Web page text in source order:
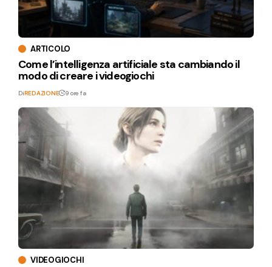
ARTICOLO
Come l’intelligenza artificiale sta cambiando il
modo di creare i videogiochi
DiREDAZIONE 9 ore fa
VIDEOGIOCHI